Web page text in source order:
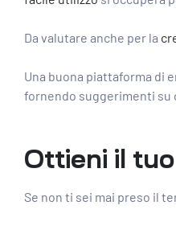
Da valutare anche per la
Una buona piattaforma di
fornendo suggerimenti su
Ottieni il
Se non ti sei mai preso il